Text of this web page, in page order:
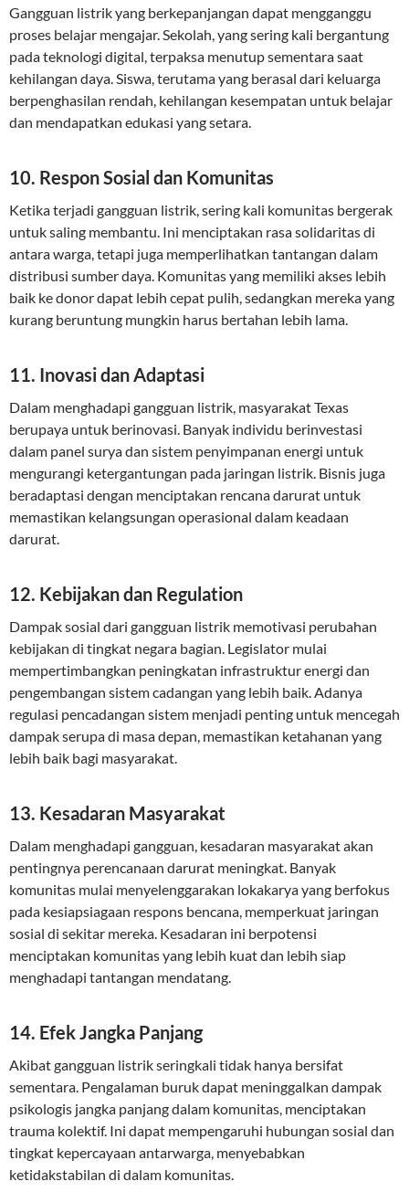
Gangguan listrik yang berkepanjangan dapat mengganggu
proses belajar mengajar. Sekolah, yang sering kali bergantung
pada teknologi digital, terpaksa menutup sementara saat
kehilangan daya. Siswa, terutama yang berasal dari keluarga
berpenghasilan rendah, kehilangan kesempatan untuk belajar
dan mendapatkan edukasi yang setara.
10. Respon Sosial dan Komunitas
Ketika terjadi gangguan listrik, sering kali komunitas bergerak
untuk saling membantu. Ini menciptakan rasa solidaritas di
antara warga, tetapi juga memperlihatkan tantangan dalam
distribusi sumber daya. Komunitas yang memiliki akses lebih
baik ke donor dapat lebih cepat pulih, sedangkan mereka yang
kurang beruntung mungkin harus bertahan lebih lama.
11. Inovasi dan Adaptasi
Dalam menghadapi gangguan listrik, masyarakat Texas
berupaya untuk berinovasi. Banyak individu berinvestasi
dalam panel surya dan sistem penyimpanan energi untuk
mengurangi ketergantungan pada jaringan listrik. Bisnis juga
beradaptasi dengan menciptakan rencana darurat untuk
memastikan kelangsungan operasional dalam keadaan
darurat.
12. Kebijakan dan Regulation
Dampak sosial dari gangguan listrik memotivasi perubahan
kebijakan di tingkat negara bagian. Legislator mulai
mempertimbangkan peningkatan infrastruktur energi dan
pengembangan sistem cadangan yang lebih baik. Adanya
regulasi pencadangan sistem menjadi penting untuk mencegah
dampak serupa di masa depan, memastikan ketahanan yang
lebih baik bagi masyarakat.
13. Kesadaran Masyarakat
Dalam menghadapi gangguan, kesadaran masyarakat akan
pentingnya perencanaan darurat meningkat. Banyak
komunitas mulai menyelenggarakan lokakarya yang berfokus
pada kesiapsiagaan respons bencana, memperkuat jaringan
sosial di sekitar mereka. Kesadaran ini berpotensi
menciptakan komunitas yang lebih kuat dan lebih siap
menghadapi tantangan mendatang.
14. Efek Jangka Panjang
Akibat gangguan listrik seringkali tidak hanya bersifat
sementara. Pengalaman buruk dapat meninggalkan dampak
psikologis jangka panjang dalam komunitas, menciptakan
trauma kolektif. Ini dapat mempengaruhi hubungan sosial dan
tingkat kepercayaan antarwarga, menyebabkan
ketidakstabilan di dalam komunitas.